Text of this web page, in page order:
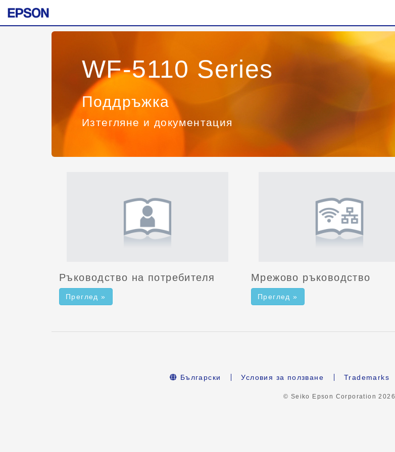
WF-5110 Series
Поддръжка
Изтегляне и документация
Ръководство на потребителя
Преглед »
Мрежово ръководство
Преглед »
Български Условия за ползване Trademarks
© Seiko Epson Corporation 2026